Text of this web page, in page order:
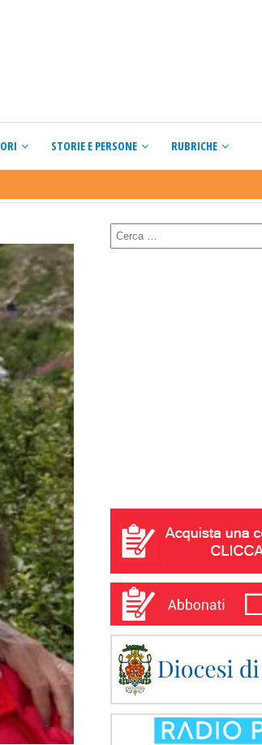
STORIE E PERSONE RUBRICHE